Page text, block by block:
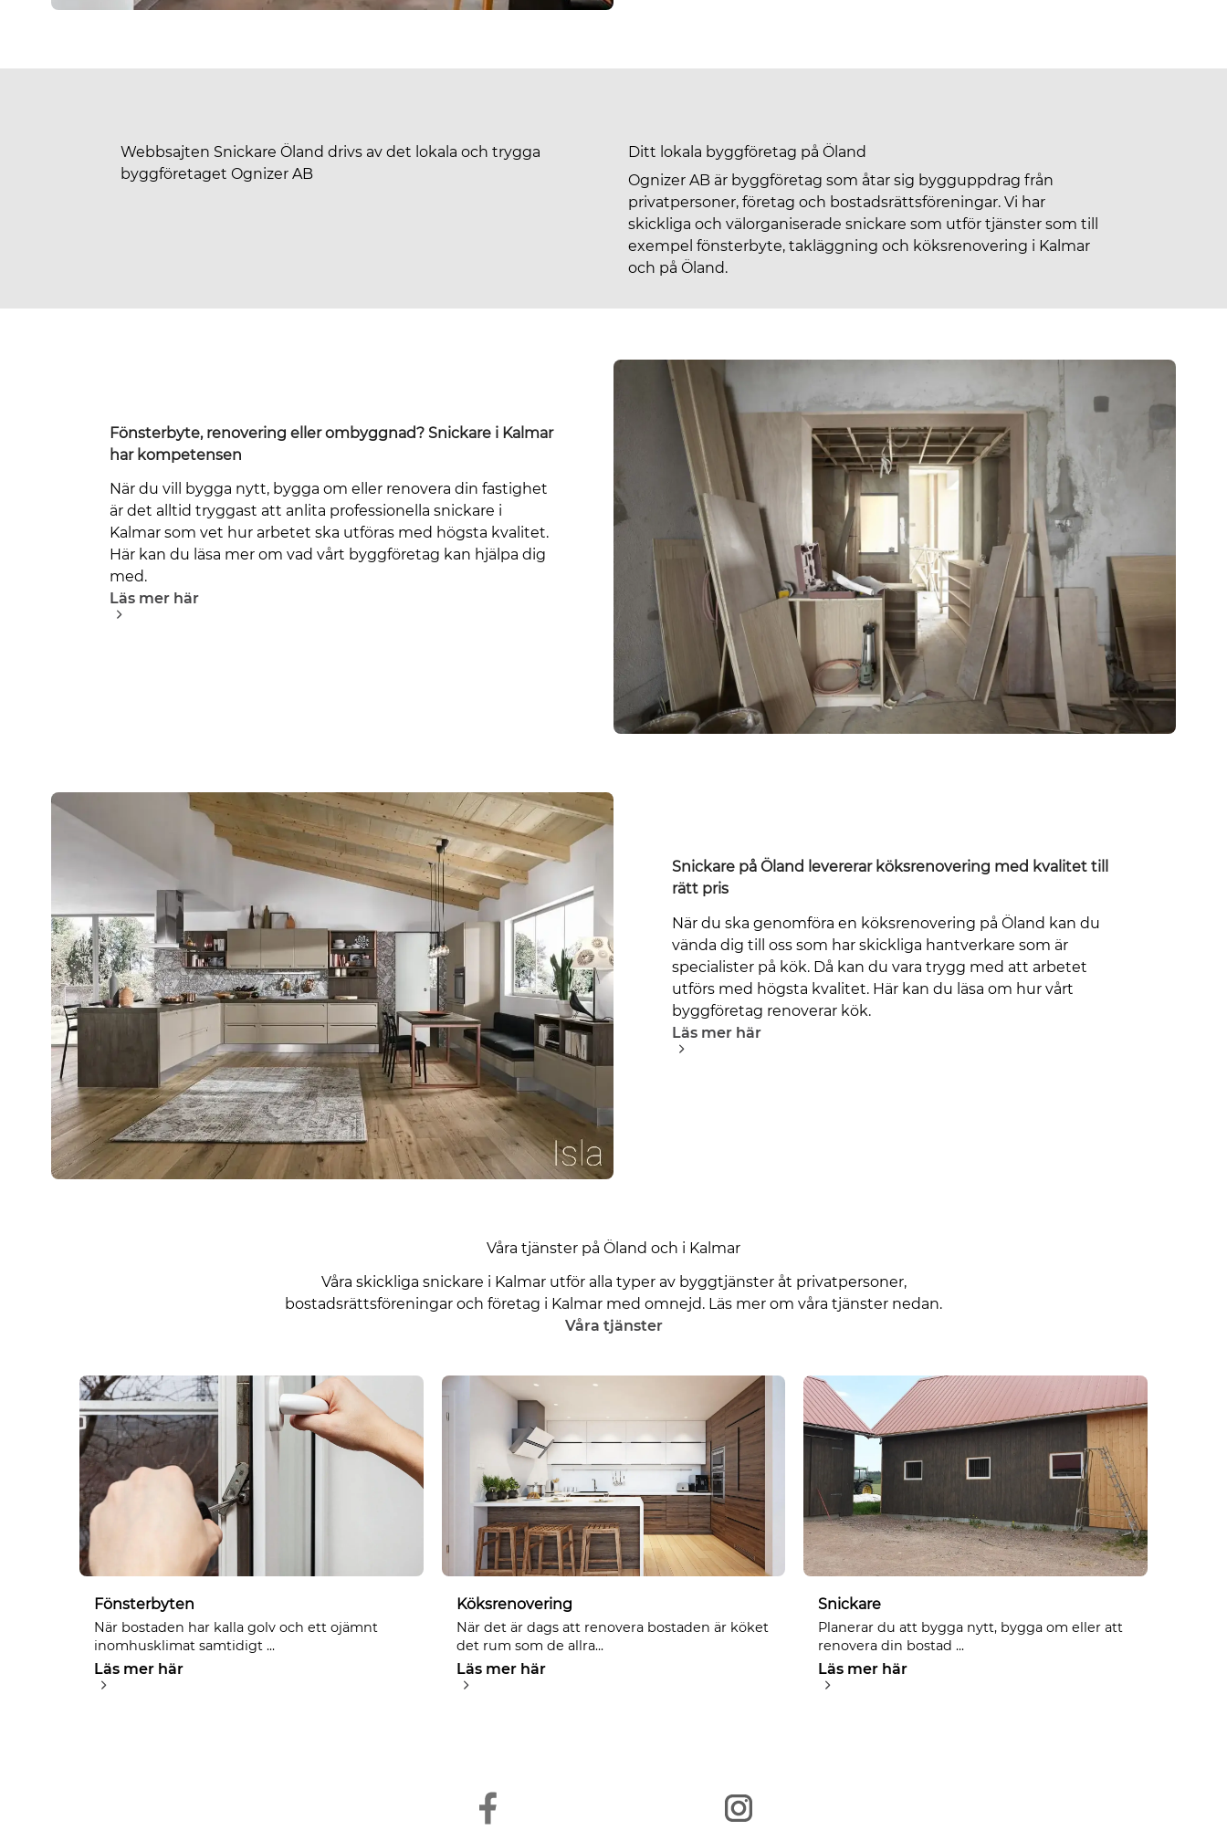
Webbsajten Snickare Öland drivs av det lokala och trygga
byggföretaget Ognizer AB
Ditt lokala byggföretag på Öland
Ognizer AB är byggföretag som åtar sig bygguppdrag från
privatpersoner, företag och bostadsrättsföreningar. Vi har
skickliga och välorganiserade snickare som utför tjänster som till
exempel fönsterbyte, takläggning och köksrenovering i Kalmar
och på Öland.
Fönsterbyte, renovering eller ombyggnad? Snickare i Kalmar
har kompetensen
När du vill bygga nytt, bygga om eller renovera din fastighet
är det alltid tryggast att anlita professionella snickare i
Kalmar som vet hur arbetet ska utföras med högsta kvalitet.
Här kan du läsa mer om vad vårt byggföretag kan hjälpa dig
med.
Läs mer här
Snickare på Öland levererar köksrenovering med kvalitet till
rätt pris
När du ska genomföra en köksrenovering på Öland kan du
vända dig till oss som har skickliga hantverkare som är
specialister på kök. Då kan du vara trygg med att arbetet
utförs med högsta kvalitet. Här kan du läsa om hur vårt
byggföretag renoverar kök.
Läs mer här
Våra tjänster på Öland och i Kalmar
Våra skickliga snickare i Kalmar utför alla typer av byggtjänster åt privatpersoner,
bostadsrättsföreningar och företag i Kalmar med omnejd. Läs mer om våra tjänster nedan.
Våra tjänster
Fönsterbyten
När bostaden har kalla golv och ett ojämnt
inomhusklimat samtidigt ...
Läs mer här
Köksrenovering
När det är dags att renovera bostaden är köket
det rum som de allra...
Läs mer här
Snickare
Planerar du att bygga nytt, bygga om eller att
renovera din bostad ...
Läs mer här